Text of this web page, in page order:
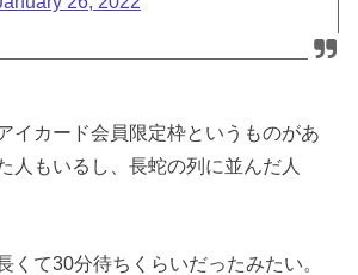
イカード会員限定枠というものがあ
人もいるし、長蛇の列に並んだ人
くて30分待ちくらいだったみたい。